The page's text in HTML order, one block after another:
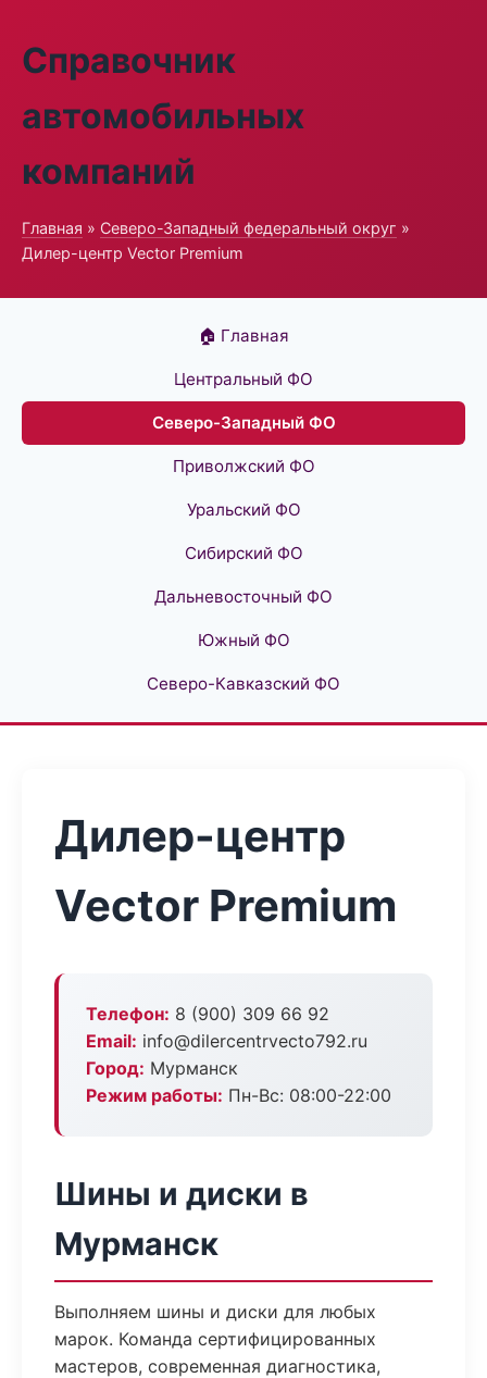
Справочник
автомобильных
компаний
Главная » Северо-Западный федеральный округ »
Дилер-центр Vector Premium
🏠 Главная
Центральный ФО
Северо-Западный ФО
Приволжский ФО
Уральский ФО
Сибирский ФО
Дальневосточный ФО
Южный ФО
Северо-Кавказский ФО
Дилер-центр
Vector Premium
Телефон: 8 (900) 309 66 92
Email: info@dilercentrvecto792.ru
Город: Мурманск
Режим работы: Пн-Вс: 08:00-22:00
Шины и диски в
Мурманск
Выполняем шины и диски для любых
марок. Команда сертифицированных
мастеров, современная диагностика,